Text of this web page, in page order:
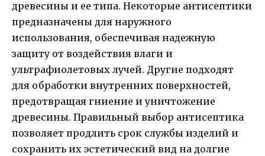
древесины и ее типа. Некоторые антисептики
предназначены для наружного
использования, обеспечивая надежную
защиту от воздействия влаги и
ультрафиолетовых лучей. Другие подходят
для обработки внутренних поверхностей,
предотвращая гниение и уничтожение
древесины. Правильный выбор антисептика
позволяет продлить срок службы изделий и
сохранить их эстетический вид на долгие